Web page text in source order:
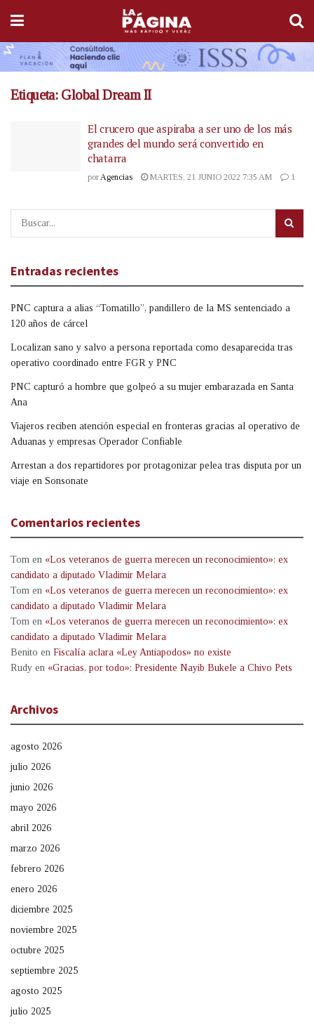
Etiqueta: Global Dream II
El crucero que aspiraba a ser uno de los más
grandes del mundo será convertido en
chatarra
por Agencias MARTES, 21 JUNIO 2022 7:35 AM 1
Entradas recientes
PNC captura a alias “Tomatillo”, pandillero de la MS sentenciado a
120 años de cárcel
Localizan sano y salvo a persona reportada como desaparecida tras
operativo coordinado entre FGR y PNC
PNC capturó a hombre que golpeó a su mujer embarazada en Santa
Ana
Viajeros reciben atención especial en fronteras gracias al operativo de
Aduanas y empresas Operador Confiable
Arrestan a dos repartidores por protagonizar pelea tras disputa por un
viaje en Sonsonate
Comentarios recientes
Tom en «Los veteranos de guerra merecen un reconocimiento»: ex
candidato a diputado Vladimir Melara
Tom en «Los veteranos de guerra merecen un reconocimiento»: ex
candidato a diputado Vladimir Melara
Tom en «Los veteranos de guerra merecen un reconocimiento»: ex
candidato a diputado Vladimir Melara
Benito en Fiscalía aclara «Ley Antiapodos» no existe
Rudy en «Gracias, por todo»: Presidente Nayib Bukele a Chivo Pets
Archivos
agosto 2026
julio 2026
junio 2026
mayo 2026
abril 2026
marzo 2026
febrero 2026
enero 2026
diciembre 2025
noviembre 2025
octubre 2025
septiembre 2025
agosto 2025
julio 2025